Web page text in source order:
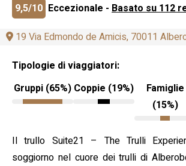
9,5/10 Eccezionale - Basato su 112
19 Via Edmondo de Amicis, 70011
Tipologie di viaggiatori:
Gruppi (65%) Coppie (19%)
Famiglie
(15%)
Il trullo Suite21 – The Trulli
soggiorno nel cuore dei trulli di